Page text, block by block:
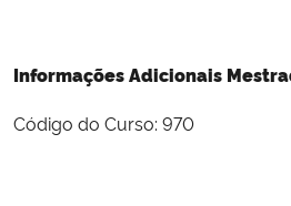
Informações Adicionais
Código do Curso: 970